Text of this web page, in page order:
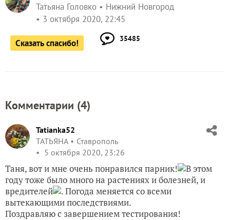
Татьяна Головко
Нижний Новгород
3 октября 2020, 22:45
Сказать спасибо! 35485
Комментарии (4)
Tatianka52
ТАТЬЯНА
Ставрополь
5 октября 2020, 23:26
Таня, вот и мне очень понравился парник!
В этом
году тоже было много на растениях и болезней, и
вредителей
. Погода меняется со всеми
вытекающими последствиями.
Поздравляю с завершением тестирования!